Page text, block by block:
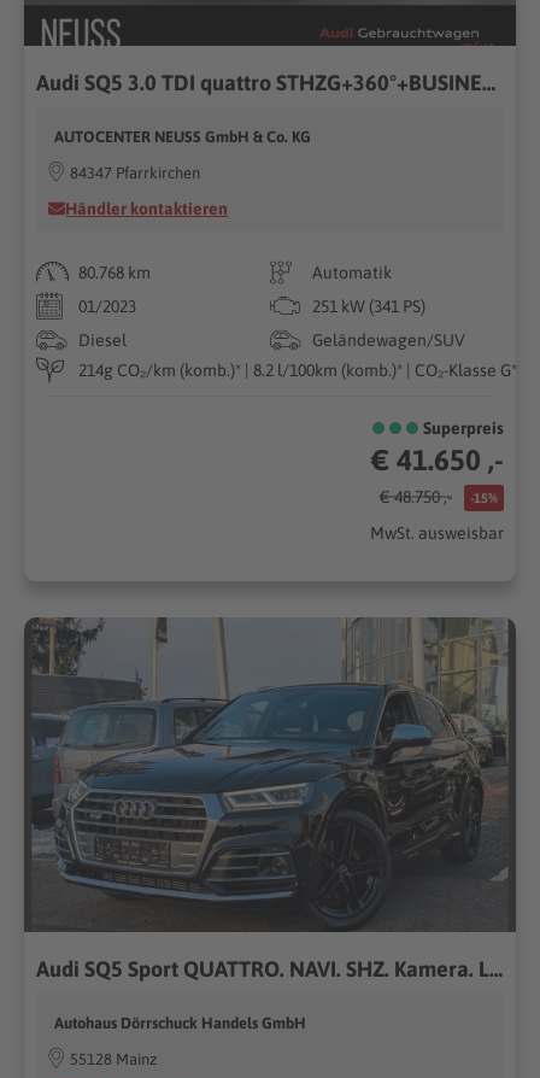
Audi SQ5 3.0 TDI quattro STHZG+360°+BUSINESS+MATRIX++
AUTOCENTER NEUSS GmbH & Co. KG
84347 Pfarrkirchen
Händler kontaktieren
80.768 km
Automatik
01/2023
251 kW (341 PS)
Diesel
Geländewagen/SUV
214g CO₂/km (komb.)* | 8.2 l/100km (komb.)* | CO₂-Klasse G*
Superpreis
€ 41.650 ,-
€ 48.750 ,- -15%
MwSt. ausweisbar
Audi SQ5 Sport QUATTRO. NAVI. SHZ. Kamera. LED
Autohaus Dörrschuck Handels GmbH
55128 Mainz